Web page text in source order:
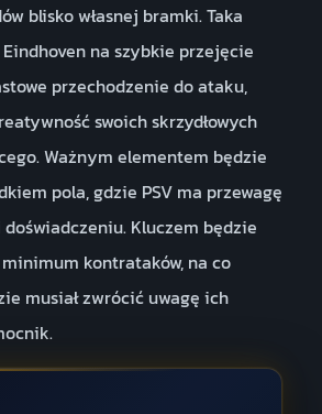
blisko własnej bramki. Taka
na szybkie przejęcie
przechodzenie do ataku,
swoich skrzydłowych
Ważnym elementem będzie
pola, gdzie PSV ma przewagę
Kluczem będzie
kontrataków, na co
musiał zwrócić uwagę ich